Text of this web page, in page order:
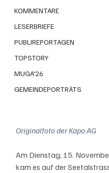
KOMMENTARE
LESERBRIEFE
PUBLIREPORTAGEN
TOPSTORY
MUGA'26
GEMEINDEPORTRÄTS
Originalfoto der Kapo AG
Am Dienstag, 15.
kam es auf der